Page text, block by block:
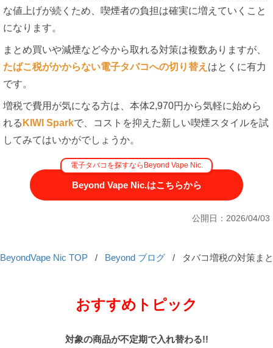
な値上げが続くため、喫煙者の負担は確実に増えていくこと
になります。
まとめ買いや減煙など今から取れる対策は複数ありますが、
たばこ税がかからない電子タバコへの切り替え はとくに有力
です。
増税で費用が気になる方は、本体2,970円から気軽に始めら
れる KIWI Sparkで、コストを抑えた新しい喫煙スタイルを試
してみてはいかがでしょうか。
電子タバコを探すならBeyond Vape Nic.
Beyond Vape Nic.はこちらから
公開日：2026/04/03
BeyondVape Nic TOP / Beyond ブログ / タバコ増税の対策ま
おすすめトピック
対象の商品が不定期で入れ替わる!!